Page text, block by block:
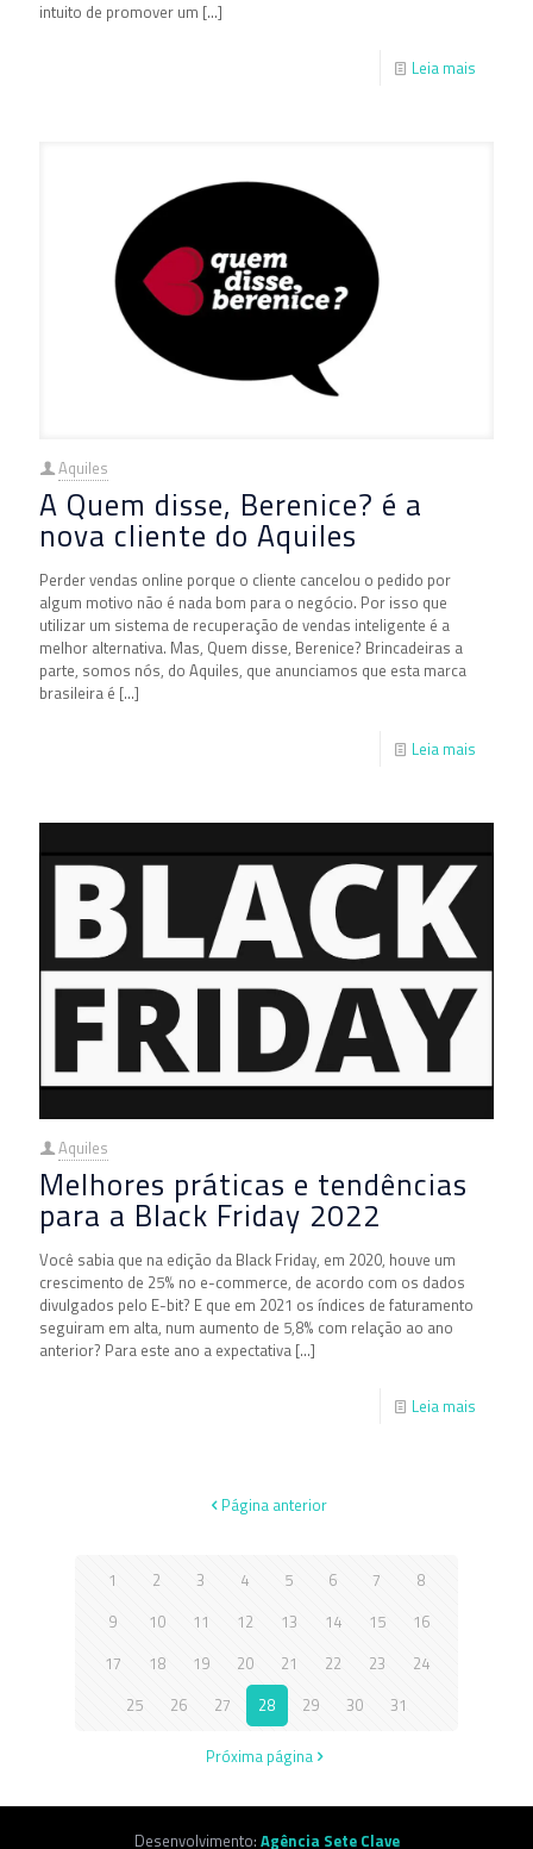
intuito de promover um […]
Leia mais
Aquiles
A Quem disse, Berenice? é a
nova cliente do Aquiles
Perder vendas online porque o cliente cancelou o pedido por
algum motivo não é nada bom para o negócio. Por isso que
utilizar um sistema de recuperação de vendas inteligente é a
melhor alternativa. Mas, Quem disse, Berenice? Brincadeiras a
parte, somos nós, do Aquiles, que anunciamos que esta marca
brasileira é […]
Leia mais
Aquiles
Melhores práticas e tendências
para a Black Friday 2022
Você sabia que na edição da Black Friday, em 2020, houve um
crescimento de 25% no e-commerce, de acordo com os dados
divulgados pelo E-bit? E que em 2021 os índices de faturamento
seguiram em alta, num aumento de 5,8% com relação ao ano
anterior? Para este ano a expectativa […]
Leia mais
Página anterior
1 2 3 4 5 6 7
8
9
10 11 12 13 14 15
16
17
18 19 20 21 22 23
24
25
26 27 28 29 30 31
Próxima página
Desenvolvimento: Agência Sete Clave